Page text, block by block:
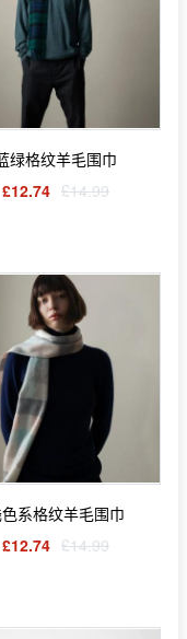
绿格纹羊毛围巾
£12.74 £14.99
系格纹羊毛围巾
£12.74 £14.99